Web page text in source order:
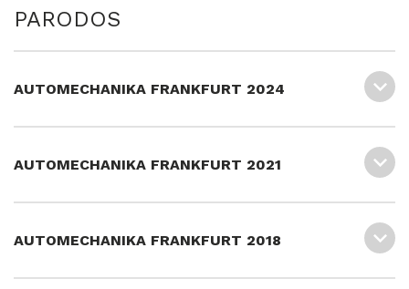
PARODOS
AUTOMECHANIKA FRANKFURT 2024
AUTOMECHANIKA FRANKFURT 2021
AUTOMECHANIKA FRANKFURT 2018